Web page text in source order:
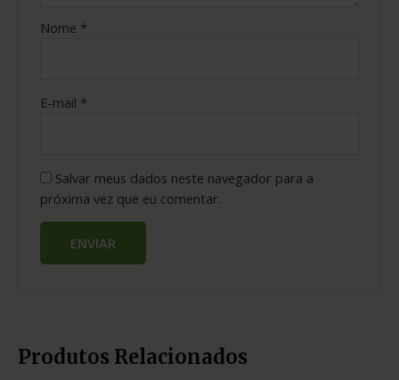
Nome *
E-mail *
Salvar meus dados neste navegador para a
próxima vez que eu comentar.
Produtos Relacionados